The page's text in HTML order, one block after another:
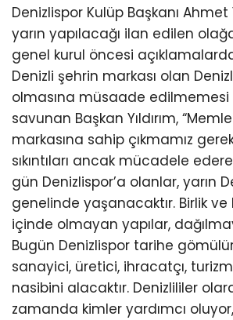
Denizlispor Kulüp Başkanı Ahmet
yarın yapılacağı ilan edilen
genel kurul öncesi
Denizli şehrin markası olan
olmasına müsaade edilmemesi
savunan Başkan Yıldırım,
markasına sahip çıkmamız
sıkıntıları ancak mücadele
gün Denizlispor’a olanlar, yarın
genelinde yaşanacaktır. Birlik ve
içinde olmayan yapılar,
Bugün Denizlispor tarihe
sanayici, üretici, ihracatçı,
nasibini alacaktır. Denizlililer
zamanda kimler yardımcı